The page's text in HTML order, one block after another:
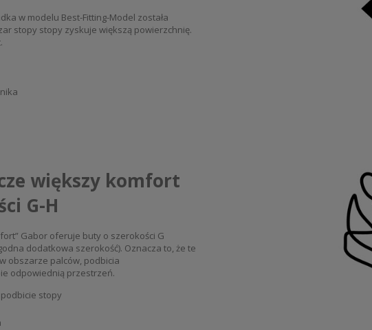
w modelu Best-Fitting-Model została
stopy stopy zyskuje większą powierzchnię.
większy komfort
G-H
Gabor oferuje buty o szerokości G
dodatkowa szerokość). Oznacza to, że te
obszarze palców, podbicia
odpowiednią przestrzeń.
stopy